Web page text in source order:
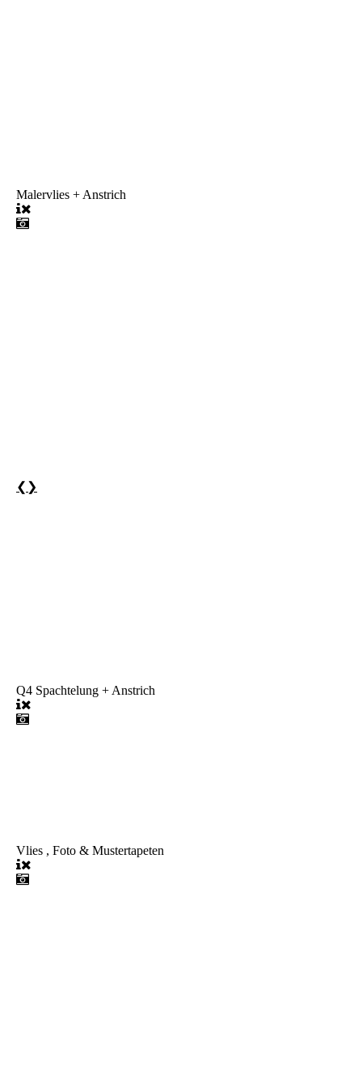
Malervlies + Anstrich
❮ ❯
Q4 Spachtelung + Anstrich
Vlies , Foto & Mustertapeten